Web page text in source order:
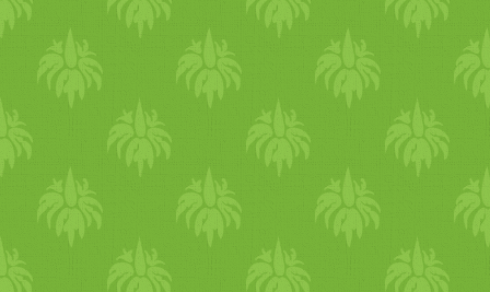
linkeken: - Weboldal -
Facebook - Vimeo *****
NYEREMÉNYJÁTÉK!!!
Nyeremény : egy darab
Collective Plant vadnövény